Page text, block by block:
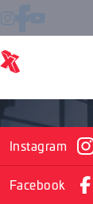
Instagram
Facebook